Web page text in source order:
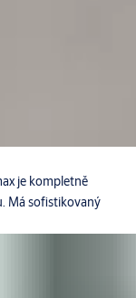
je kompletně
Má sofistikovaný